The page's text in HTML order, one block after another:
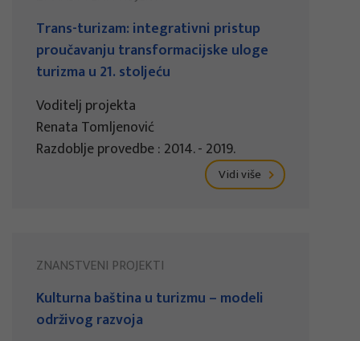
Trans-turizam: integrativni pristup
proučavanju transformacijske uloge
turizma u 21. stoljeću
Voditelj projekta
Renata Tomljenović
Razdoblje provedbe : 2014. - 2019.
Vidi više
ZNANSTVENI PROJEKTI
Kulturna baština u turizmu – modeli
održivog razvoja